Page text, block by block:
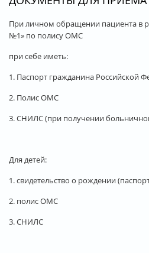
При личном обращении пациента в
№1» по полису ОМС
при себе иметь:
1. Паспорт гражданина Российской
2. Полис ОМС
3. СНИЛС (при получении
Для детей:
1. свидетельство о рождении
2. полис ОМС
3. СНИЛC